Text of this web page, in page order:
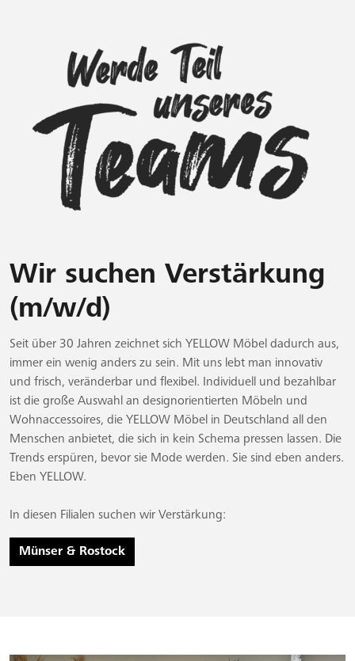
Wir suchen Verstärkung
(m/w/d)
Seit über 30 Jahren zeichnet sich YELLOW Möbel dadurch aus,
immer ein wenig anders zu sein. Mit uns lebt man innovativ
und frisch, veränderbar und flexibel. Individuell und bezahlbar
ist die große Auswahl an designorientierten Möbeln und
Wohnaccessoires, die YELLOW Möbel in Deutschland all den
Menschen anbietet, die sich in kein Schema pressen lassen. Die
Trends erspüren, bevor sie Mode werden. Sie sind eben anders.
Eben YELLOW.
In diesen Filialen suchen wir Verstärkung:
Münser & Rostock